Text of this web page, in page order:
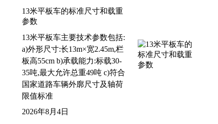
13米平板车的标准尺寸和载重
参数
13米平板车主要技术参数包括:
a)外形尺寸:长13m×宽2.45m,栏
板高55cm b)承载能力:标载30-
35吨,最大允许总重49吨 c)符合
国家道路车辆外廓尺寸及轴荷
限值标准
2026年8月4日